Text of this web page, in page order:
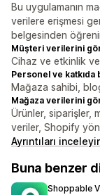
Bu uygulamanın
verilere erişmesi
belgesinden
Müşteri verilerini
Cihaz ve etkinlik
Personel ve
Mağaza sahibi,
Mağaza verilerini
Ürünler, siparişler,
veriler, Shopify
Ayrıntıları
Buna benzer
Shoppable